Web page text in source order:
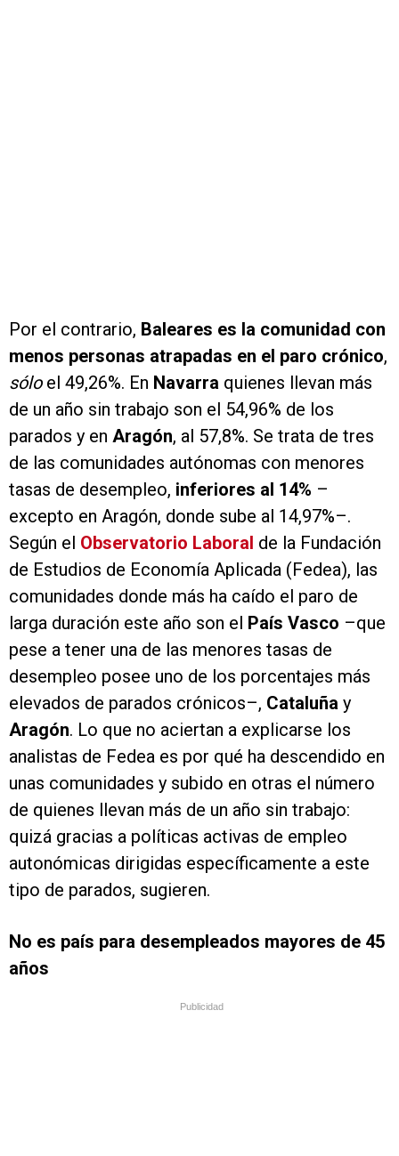
Por el contrario, Baleares es la comunidad con
menos personas atrapadas en el paro crónico,
sóloel 49,26%. En Navarra quienes llevan más
de un año sin trabajo son el 54,96% de los
parados y en Aragón, al 57,8%. Se trata de tres
de las comunidades autónomas con menores
tasas de desempleo, inferiores al 14% –
excepto en Aragón, donde sube al 14,97%–.
Según el Observatorio Laboral de la Fundación
de Estudios de Economía Aplicada (Fedea), las
comunidades donde más ha caído el paro de
larga duración este año son el País Vasco –que
pese a tener una de las menores tasas de
desempleo posee uno de los porcentajes más
elevados de parados crónicos–, Cataluña y
Aragón. Lo que no aciertan a explicarse los
analistas de Fedea es por qué ha descendido en
unas comunidades y subido en otras el número
de quienes llevan más de un año sin trabajo:
quizá gracias a políticas activas de empleo
autonómicas dirigidas específicamente a este
tipo de parados, sugieren.
No es país para desempleados mayores de 45
años
Publicidad